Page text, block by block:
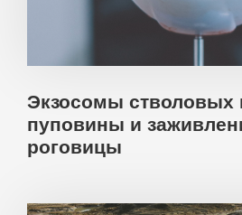
Экзосомы стволовых
пуповины и
роговицы